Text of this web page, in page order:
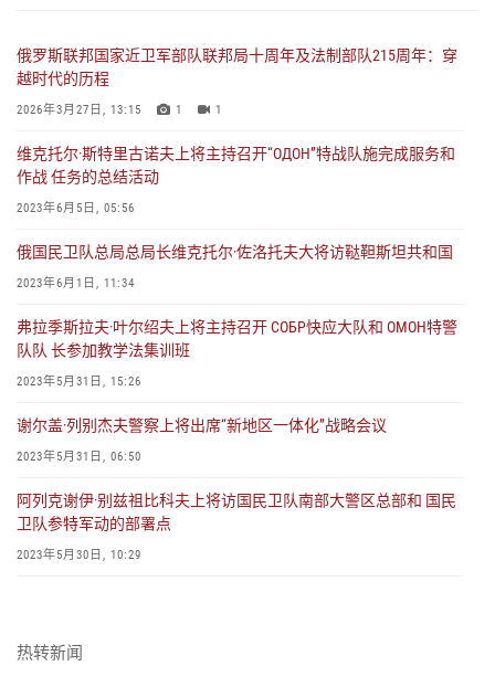
俄罗斯联邦国家近卫军部队联邦局十周年及法制部队215周年：穿
越时代的历程
2026年3月27日, 13:15 1 1
维克托尔·斯特里古诺夫上将主持召开“ОДОН”特战队施完成服务和
作战 任务的总结活动
2023年6月5日, 05:56
俄国民卫队总局总局长维克托尔·佐洛托夫大将访鞑靼斯坦共和国
2023年6月1日, 11:34
弗拉季斯拉夫·叶尔绍夫上将主持召开 СОБР快应大队和 ОМОН特警
队队 长参加教学法集训班
2023年5月31日, 15:26
谢尔盖·列别杰夫警察上将出席“新地区一体化”战略会议
2023年5月31日, 06:50
阿列克谢伊·别兹祖比科夫上将访国民卫队南部大警区总部和 国民
卫队参特军动的部署点
2023年5月30日, 10:29
热转新闻